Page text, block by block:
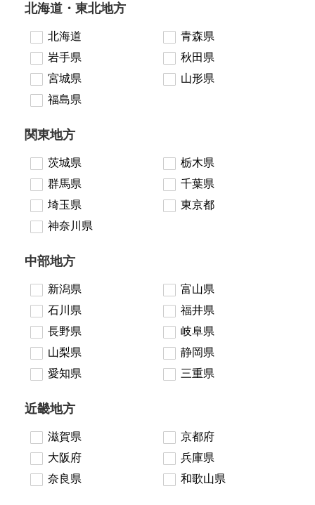
北海道・東北地方
北海道
青森県
岩手県
秋田県
宮城県
山形県
福島県
関東地方
茨城県
栃木県
群馬県
千葉県
埼玉県
東京都
神奈川県
中部地方
新潟県
富山県
石川県
福井県
長野県
岐阜県
山梨県
静岡県
愛知県
三重県
近畿地方
滋賀県
京都府
大阪府
兵庫県
奈良県
和歌山県